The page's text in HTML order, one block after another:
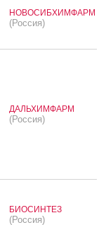
НОВОСИБХИМФАРМ
(Россия)
ДАЛЬХИМФАРМ
(Россия)
БИОСИНТЕЗ
(Россия)